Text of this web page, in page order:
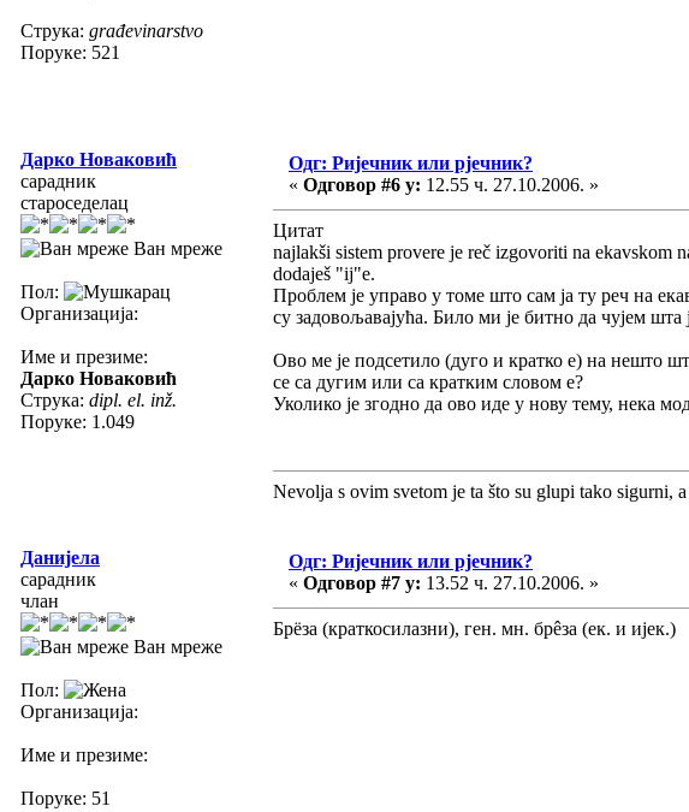
Струка: građevinarstvo
Поруке: 521
Дарко Новаковић
сарадник
староседелац
Ван мреже
Пол:
Организација:
Име и презиме:
Дарко Новаковић
Струка: dipl. el. inž.
Поруке: 1.049
Одг: Ријечник или рјечник?
« Одговор #6 у: 12.55 ч. 27.10.2006. »
Цитат
najlakši sistem provere je reč izgovoriti na ekavskom
dodaješ "ij"e.
Проблем је управо у томе што сам ја ту реч на
су задовољавајућа. Било ми је битно да чујем шта
Ово ме је подсетило (дуго и кратко е) на нешто
се са дугим или са кратким словом е?
Уколико је згодно да ово иде у нову тему, нека
Nevolja s ovim svetom je ta što su glupi tako sigurni,
Данијела
сарадник
члан
Ван мреже
Пол:
Организација:
Име и презиме:
Поруке: 51
Одг: Ријечник или рјечник?
« Одговор #7 у: 13.52 ч. 27.10.2006. »
Брëза (краткосилазни), ген. мн. брêза (ек. и ијек.)